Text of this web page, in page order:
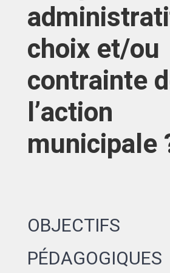
choix et/ou
contrainte
l’action
municipale
OBJECTIFS
PÉDAGOGIQUES